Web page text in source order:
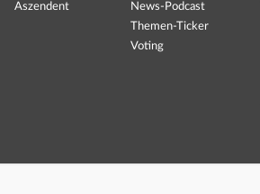
Aszendent
News-Podcast
Themen-Ticker
Voting